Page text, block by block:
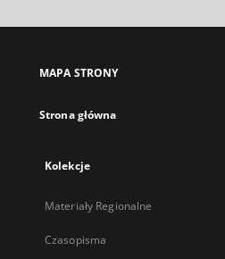
się
karcie
MAPA STRONY
Strona główna
Kolekcje
Materiały Regionalne
Czasopisma